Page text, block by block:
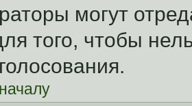
могут
того, чтобы